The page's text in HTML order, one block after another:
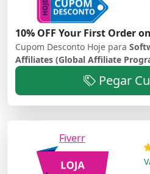
10% OFF Your First Order
Cupom Desconto Hoje para
Affiliates (Global Affiliate
Pegar
Fiverr